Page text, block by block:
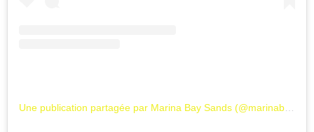
Une publication partagée par Marina Bay Sands (@marinabaysands)